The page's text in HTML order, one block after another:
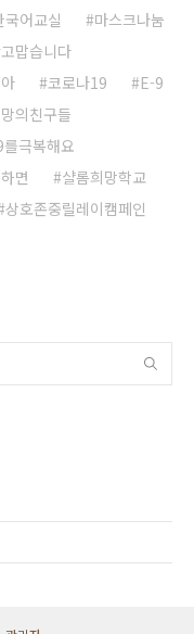
국어교실
마스크나눔
고맙습니다
코로나19
E-9
의친구들
극복해요
면
샬롬희망학교
상호존중릴레이캠페인